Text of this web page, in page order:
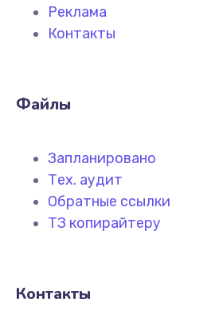
Реклама
Контакты
Файлы
Запланировано
Тех. аудит
Обратные ссылки
ТЗ копирайтеру
Контакты